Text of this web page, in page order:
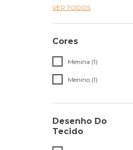
VER TODOS
Cores
Menina (1)
Menino (1)
Desenho Do
Tecido